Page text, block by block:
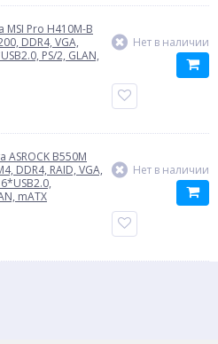
MSI Pro H410M-B
DDR4, VGA,
PS/2, GLAN,
Нет в наличии
ASROCK B550M
DDR4, RAID, VGA,
mATX
Нет в наличии